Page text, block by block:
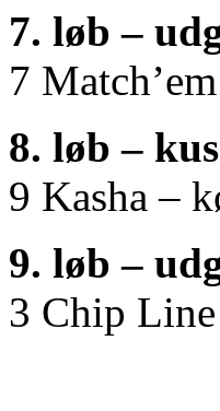
7. løb –
7 Match’em
8. løb –
9 Kasha –
9. løb –
3 Chip Line